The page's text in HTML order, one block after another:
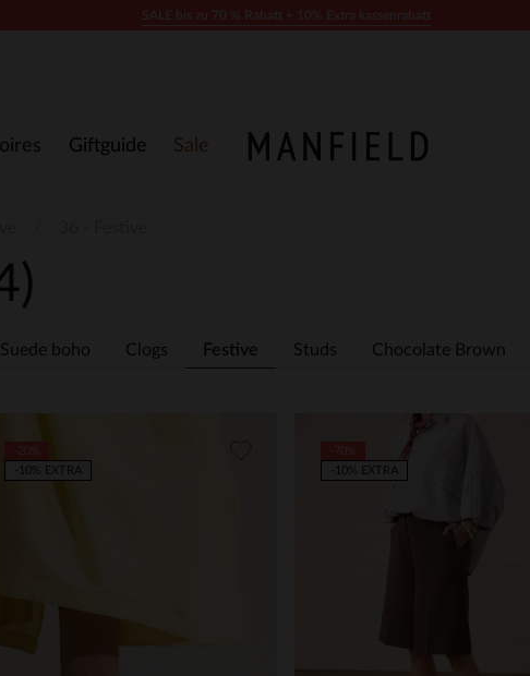
Giftguide Sale
Suede boho Clogs Festive Studs Chocolate Brown
-10% EXTRA
-10% EXTRA